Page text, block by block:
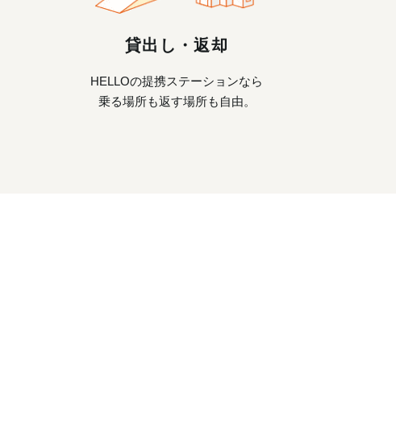
貸出し・返却
HELLOの提携ステーションなら
乗る場所も返す場所も自由。